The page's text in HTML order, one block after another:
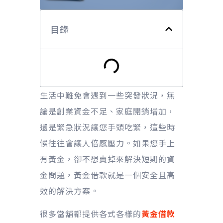
目錄
生活中難免會遇到一些突發狀況，無
論是創業資金不足、家庭開銷增加，
還是緊急狀況讓您手頭吃緊，這些時
候往往會讓人倍感壓力。如果您手上
有黃金，卻不想賣掉來解決短期的資
金問題，黃金借款就是一個安全且高
效的解決方案。
很多當舖都提供各式各樣的黃金借款